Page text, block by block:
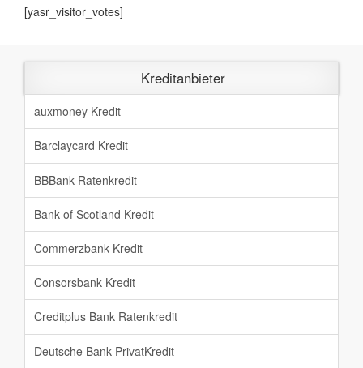
[yasr_visitor_votes]
Kreditanbieter
auxmoney Kredit
Barclaycard Kredit
BBBank Ratenkredit
Bank of Scotland Kredit
Commerzbank Kredit
Consorsbank Kredit
Creditplus Bank Ratenkredit
Deutsche Bank PrivatKredit